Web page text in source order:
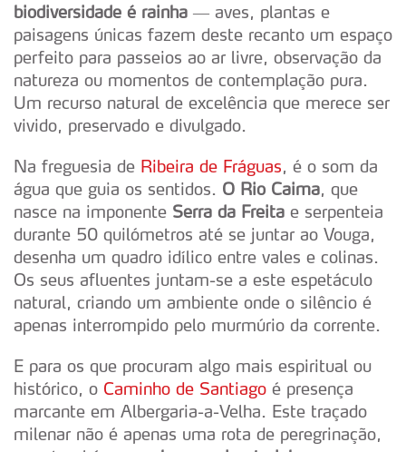
biodiversidade é rainha — aves, plantas e
paisagens únicas fazem deste recanto um espaço
perfeito para passeios ao ar livre, observação da
natureza ou momentos de contemplação pura.
Um recurso natural de excelência que merece ser
vivido, preservado e divulgado.
Na freguesia de Ribeira de Fráguas, é o som da
água que guia os sentidos. O Rio Caima, que
nasce na imponente Serra da Freita e serpenteia
durante 50 quilómetros até se juntar ao Vouga,
desenha um quadro idílico entre vales e colinas.
Os seus afluentes juntam-se a este espetáculo
natural, criando um ambiente onde o silêncio é
apenas interrompido pelo murmúrio da corrente.
E para os que procuram algo mais espiritual ou
histórico, o Caminho de Santiago é presença
marcante em Albergaria-a-Velha. Este traçado
milenar não é apenas uma rota de peregrinação,